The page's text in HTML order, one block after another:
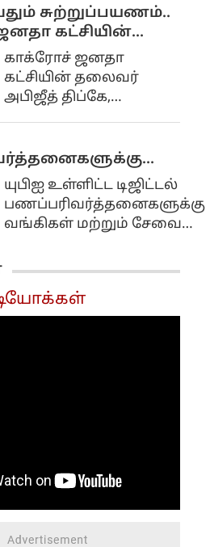
மேலாண்மை மற்றும்
மீட்பு திட்டம் கேரளாவில்
விரைவில்
அமல்படுத்தப்படும்
என்று அம்மாநில
முதலமைச்சர் வி.டி.
சதீசன் அறிவித்துள்ளார்.
சுற்றுப்பயணம்..
கட்சியின்
திப்கே
காக்ரோச் ஜனதா
கட்சியின் தலைவர்
அபிஜீத் திப்கே,
நேரடியாக
கேட்டறிவதற்காக வரும்
செப்டம்பர் மாதம் 'கியா
போல்டி பப்ளிக்'என்ற
நாடு தழுவிய
தொடங்கவுள்ளதாக
அறிவித்துள்ளார்.
சட்ட
யுபிஐ உள்ளிட்ட டிஜிட்டல்
பணப்பரிவர்த்தனைகளுக்கு
வங்கிகள் மற்றும் சேவை
மசோதா மக்களவையில்
நிறைவேற்றப்பட்டுள்ளது.